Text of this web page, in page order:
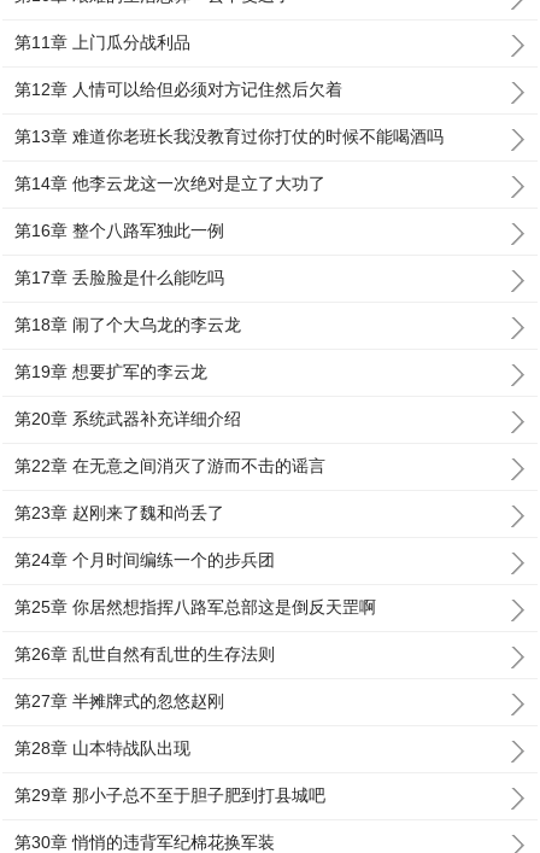
第11章 上门瓜分战利品
第12章 人情可以给但必须对方记住然后欠着
第13章 难道你老班长我没教育过你打仗的时候不能喝酒吗
第14章 他李云龙这一次绝对是立了大功了
第16章 整个八路军独此一例
第17章 丢脸脸是什么能吃吗
第18章 闹了个大乌龙的李云龙
第19章 想要扩军的李云龙
第20章 系统武器补充详细介绍
第22章 在无意之间消灭了游而不击的谣言
第23章 赵刚来了魏和尚丢了
第24章 个月时间编练一个的步兵团
第25章 你居然想指挥八路军总部这是倒反天罡啊
第26章 乱世自然有乱世的生存法则
第27章 半摊牌式的忽悠赵刚
第28章 山本特战队出现
第29章 那小子总不至于胆子肥到打县城吧
第30章 悄悄的违背军纪棉花换军装